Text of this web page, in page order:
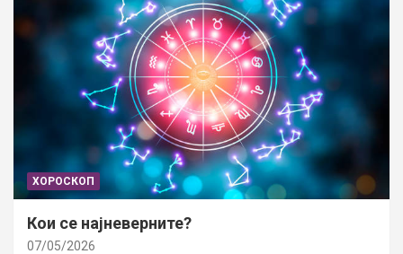
ХОРОСКОП
Кои се најневерните?
07/05/2026